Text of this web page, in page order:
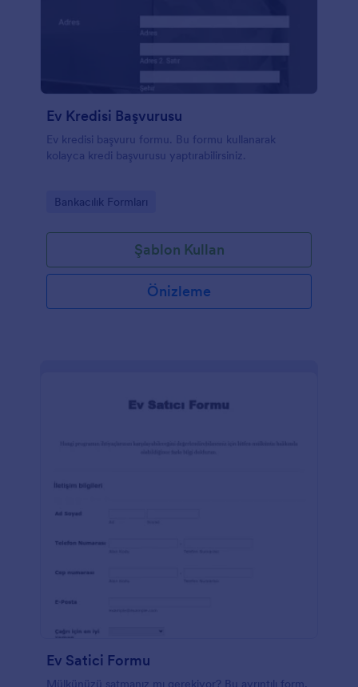
Ev Kredisi Başvurusu
Ev kredisi başvuru formu. Bu formu kullanarak
kolayca kredi başvurusu yaptırabilirsiniz.
Go to Category:
Bankacılık Formları
Şablon Kullan
Önizleme
Ev Satici Formu
Mülkünüzü satmanız mı gerekiyor? Bu ayrıntılı form,